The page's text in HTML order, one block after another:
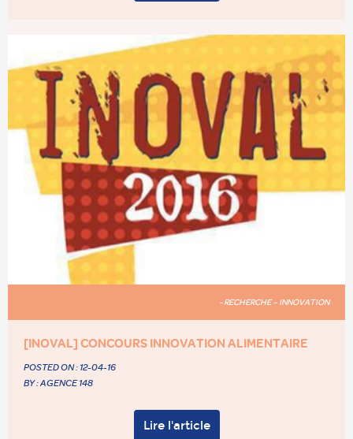
- RECHERCHE – INNOVATION
[INOVAL] CONCOURS INNOVATION ALIMENTAIRE
POSTED ON : 12-04-16
BY : AGENCE 148
Lire l'article